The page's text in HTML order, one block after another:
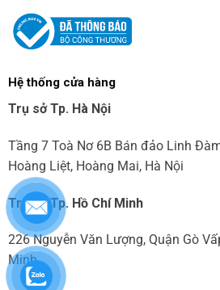
Hệ thống cửa hàng
Trụ sở Tp. Hà Nội
Tầng 7 Toà Nơ 6B Bán đảo Linh
Hoàng Liệt, Hoàng Mai, Hà Nội
Trụ sở Tp. Hồ Chí Minh
226 Nguyễn Văn Lượng, Quận Gò
Minh